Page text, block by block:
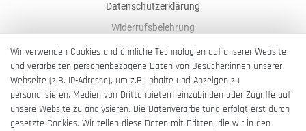
Datenschutzerklärung
Widerrufsbelehrung
AGB
Impressum
Barrierefreiheitserklärung
Wir verwenden Cookies und ähnliche Technologien auf unserer Website
und verarbeiten personenbezogene Daten von Besucher:innen unserer
Webseite (z.B. IP-Adresse), um z.B. Inhalte und Anzeigen zu
personalisieren, Medien von Drittanbietern einzubinden oder Zugriffe auf
unsere Website zu analysieren. Die Datenverarbeitung erfolgt erst durch
gesetzte Cookies. Wir teilen diese Daten mit Dritten, die wir in den